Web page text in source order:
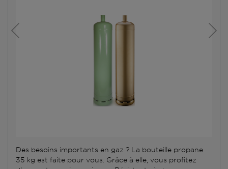
Des besoins importants en gaz ? La bouteille propane
35 kg est faite pour vous. Grâce à elle, vous profitez